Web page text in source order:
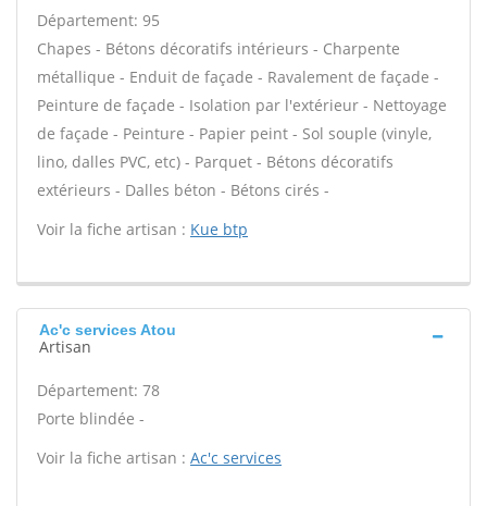
Département: 95
Chapes - Bétons décoratifs intérieurs - Charpente
métallique - Enduit de façade - Ravalement de façade -
Peinture de façade - Isolation par l'extérieur - Nettoyage
de façade - Peinture - Papier peint - Sol souple (vinyle,
lino, dalles PVC, etc) - Parquet - Bétons décoratifs
extérieurs - Dalles béton - Bétons cirés -
Voir la fiche artisan : Kue btp
Ac'c services Atou
Artisan
Département: 78
Porte blindée -
Voir la fiche artisan : Ac'c services